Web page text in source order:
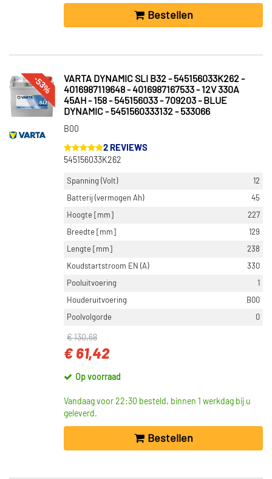
Bestellen
-53%
VARTA DYNAMIC SLI B32 - 545156033K262 -
4016987119648 - 4016987167533 - 12V 330A
45AH - 158 - 545156033 - 709203 - BLUE
DYNAMIC - 5451560333132 - 533066
B00
2 REVIEWS
545156033K262
Spanning (Volt)
12
Batterij (vermogen Ah)
45
Hoogte [mm]
227
Breedte [mm]
129
Lengte [mm]
238
Koudstartstroom EN (A)
330
Pooluitvoering
1
Houderuitvoering
B00
Poolvolgorde
0
€ 130,68
€ 61,42
Op voorraad
Vandaag voor 22:30 besteld, binnen 1 werkdag bij u
geleverd.
Bestellen